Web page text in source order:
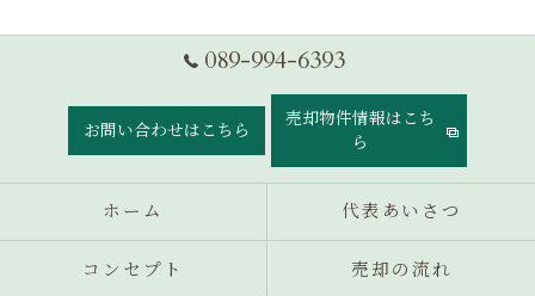
089-994-6393
お問い合わせはこちら
売却物件情報はこち
ら
ホーム 代表あいさつ
コンセプト 売却の流れ